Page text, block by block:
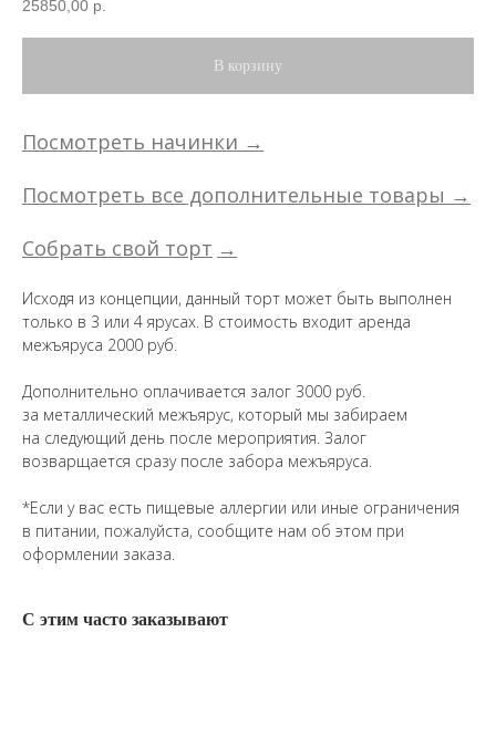
25850,00 р.
В корзину
Посмотреть начинки →
Посмотреть все дополнительные товары →
Собрать свой торт →
Исходя из концепции, данный торт может быть выполнен
только в 3 или 4 ярусах. В стоимость входит аренда
межъяруса 2000 руб.
Дополнительно оплачивается залог 3000 руб.
за металлический межъярус, который мы забираем
на следующий день после мероприятия. Залог
возварщается сразу после забора межъяруса.
*Если у вас есть пищевые аллергии или иные ограничения
в питании, пожалуйста, сообщите нам об этом при
оформлении заказа.
С этим часто заказывают